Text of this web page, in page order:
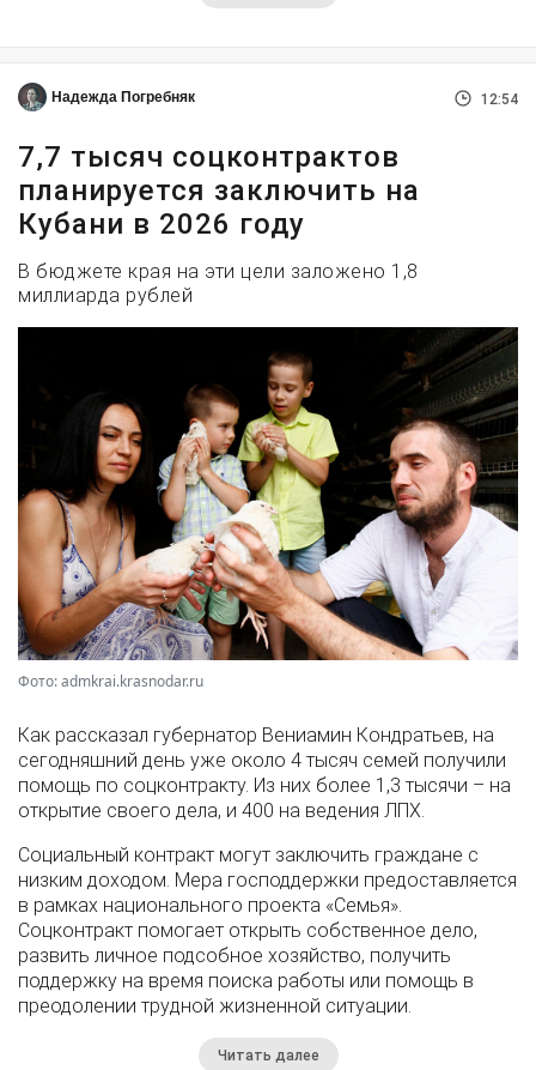
Надежда Погребняк 12:54
7,7 тысяч соцконтрактов
планируется заключить на
Кубани в 2026 году
В бюджете края на эти цели заложено 1,8
миллиарда рублей
Фото: admkrai.krasnodar.ru
Как рассказал губернатор Вениамин Кондратьев, на
сегодняшний день уже около 4 тысяч семей получили
помощь по соцконтракту. Из них более 1,3 тысячи – на
открытие своего дела, и 400 на ведения ЛПХ.
Социальный контракт могут заключить граждане с
низким доходом. Мера господдержки предоставляется
в рамках национального проекта «Семья».
Соцконтракт помогает открыть собственное дело,
развить личное подсобное хозяйство, получить
поддержку на время поиска работы или помощь в
преодолении трудной жизненной ситуации.
Читать далее